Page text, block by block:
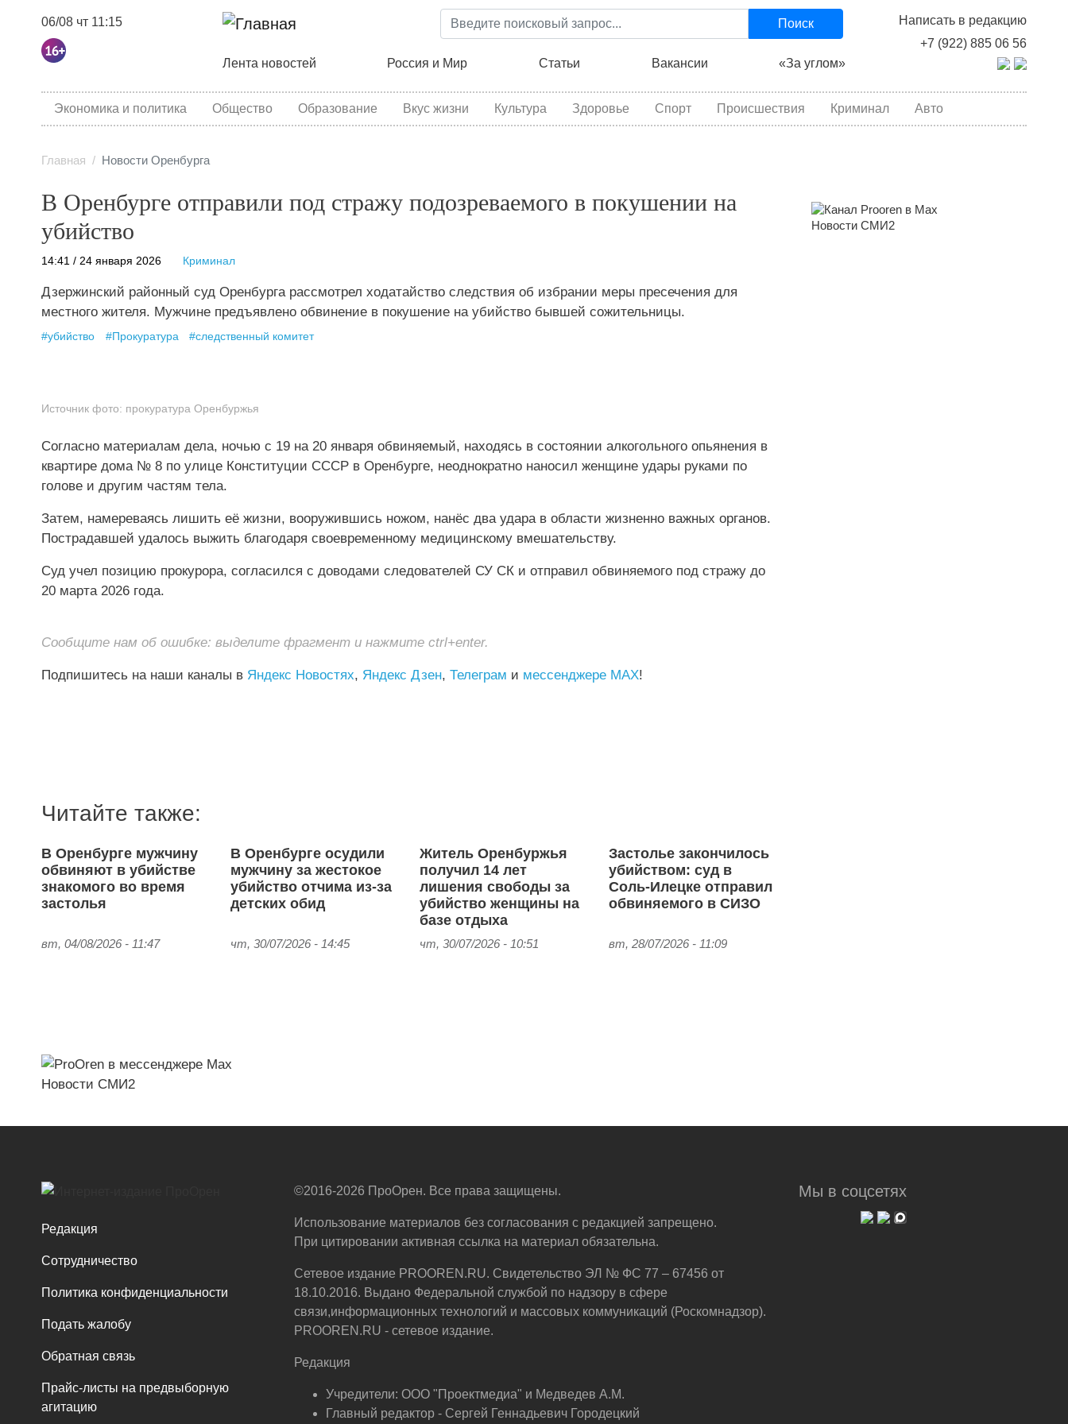
Перейти
к
содержанию
06/08 чт 11:15
Написать в редакцию
+7 (922) 885 06 56
Поиск
Основная навигация
Лента новостей Россия и Мир Статьи Вакансии «За углом»
category menu
Экономика и политика Общество Образование Вкус жизни Культура Здоровье Спорт Происшествия Криминал Авто
Главная Новости Оренбурга
В Оренбурге отправили под стражу подозреваемого в покушении на
убийство
14:41 / 24 января 2026 Криминал
Дзержинский районный суд Оренбурга рассмотрел ходатайство следствия об избрании меры пресечения для
местного жителя. Мужчине предъявлено обвинение в покушение на убийство бывшей сожительницы.
#убийство #Прокуратура #следственный комитет
Источник фото: прокуратура Оренбуржья
Согласно материалам дела, ночью с 19 на 20 января обвиняемый, находясь в состоянии алкогольного опьянения в
квартире дома № 8 по улице Конституции СССР в Оренбурге, неоднократно наносил женщине удары руками по
голове и другим частям тела.
Затем, намереваясь лишить её жизни, вооружившись ножом, нанёс два удара в области жизненно важных органов.
Пострадавшей удалось выжить благодаря своевременному медицинскому вмешательству.
Суд учел позицию прокурора, согласился с доводами следователей СУ СК и отправил обвиняемого под стражу до
20 марта 2026 года.
Сообщите нам об ошибке: выделите фрагмент и нажмите ctrl+enter.
Подпишитесь на наши каналы в Яндекс Новостях, Яндекс Дзен, Телеграм и мессенджере MAX!
Читайте также:
В Оренбурге мужчину
обвиняют в убийстве
знакомого во время
застолья
вт, 04/08/2026 - 11:47
В Оренбурге осудили
мужчину за жестокое
убийство отчима из-за
детских обид
чт, 30/07/2026 - 14:45
Житель Оренбуржья
получил 14 лет
лишения свободы за
убийство женщины на
базе отдыха
чт, 30/07/2026 - 10:51
Застолье закончилось
убийством: суд в
Соль‑Илецке отправил
обвиняемого в СИЗО
вт, 28/07/2026 - 11:09
Новости СМИ2
Новости СМИ2
Редакция
Сотрудничество
Политика конфиденциальности
Подать жалобу
Обратная связь
Прайс-листы на предвыборную
агитацию
Мы в соцсетях
©2016-2026 ПроОрен. Все права защищены.
Использование материалов без согласования с редакцией запрещено.
При цитировании активная ссылка на материал обязательна.
Сетевое издание PROOREN.RU. Свидетельство ЭЛ № ФС 77 – 67456 от
18.10.2016. Выдано Федеральной службой по надзору в сфере
связи,информационных технологий и массовых коммуникаций (Роскомнадзор).
PROOREN.RU - сетевое издание.
Редакция
Учредители: ООО "Проектмедиа" и Медведев А.М.
Главный редактор - Сергей Геннадьевич Городецкий